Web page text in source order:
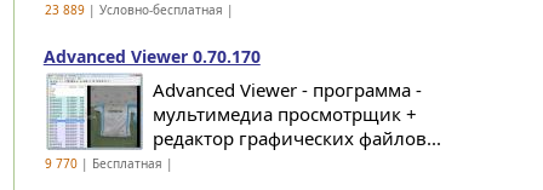
23 889| Условно-бесплатная |
Advanced Viewer 0.70.170
Advanced Viewer - программа -
мультимедиа просмотрщик +
редактор графических файлов...
9 770| Бесплатная |